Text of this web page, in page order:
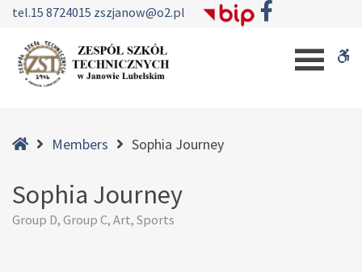
Journey
tel.15 8724015 zszjanow@o2.pl
HomeMembers Sophia Journey
Sophia Journey
Group D, Group C, Art, Sports